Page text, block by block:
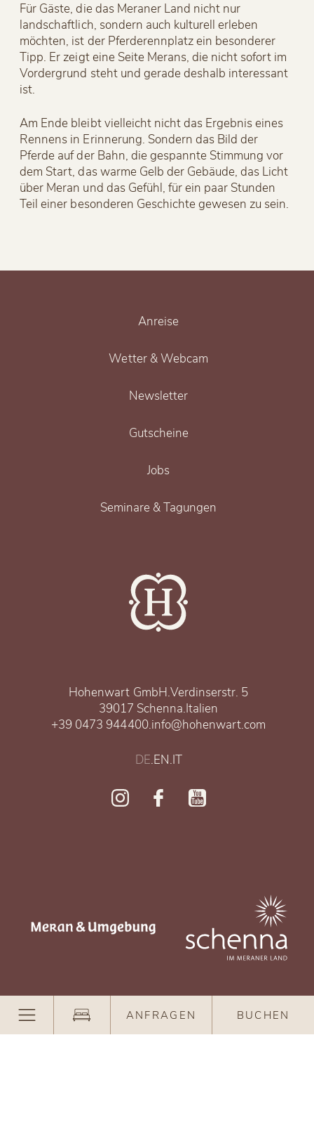
ANFRAGEN BUCHEN
Für Gäste, die das Meraner Land nicht nur
landschaftlich, sondern auch kulturell erleben
möchten, ist der Pferderennplatz ein besonderer
Tipp. Er zeigt eine Seite Merans, die nicht sofort im
Vordergrund steht und gerade deshalb interessant
ist.
Am Ende bleibt vielleicht nicht das Ergebnis eines
Rennens in Erinnerung. Sondern das Bild der
Pferde auf der Bahn, die gespannte Stimmung vor
dem Start, das warme Gelb der Gebäude, das Licht
über Meran und das Gefühl, für ein paar Stunden
Teil einer besonderen Geschichte gewesen zu sein.
Anreise
Wetter & Webcam
Newsletter
Gutscheine
Jobs
Seminare & Tagungen
Hohenwart GmbH.Verdinserstr. 5
39017 Schenna.Italien
+39 0473 944400.info@hohenwart.com
DE.EN.IT